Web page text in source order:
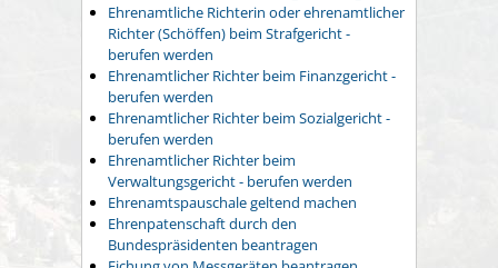
Ehrenamtliche Richterin oder ehrenamtlicher
Richter (Schöffen) beim Strafgericht -
berufen werden
Ehrenamtlicher Richter beim Finanzgericht -
berufen werden
Ehrenamtlicher Richter beim Sozialgericht -
berufen werden
Ehrenamtlicher Richter beim
Verwaltungsgericht - berufen werden
Ehrenamtspauschale geltend machen
Ehrenpatenschaft durch den
Bundespräsidenten beantragen